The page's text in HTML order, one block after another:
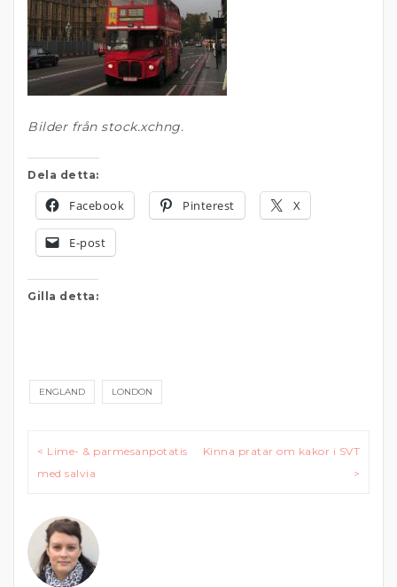
Bilder från stock.xchng.
Dela detta:
Facebook Pinterest X
E-post
Gilla detta:
ENGLAND LONDON
Inläggsnavigering
< Lime- & parmesanpotatis
med salvia
Kinna pratar om kakor i SVT
>